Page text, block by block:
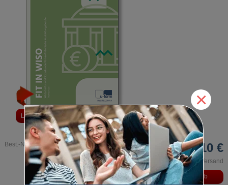
Leseprobe
für kaufmännische Berufe"
alt="Wirtschafts- und Sozialkunde
Prüfungstrainer "Fit in WiSo"
für kaufmännische Berufe">
Best.-Nr. 2784
36,10 €
inkl. MwSt. und zzgl. Versand
×